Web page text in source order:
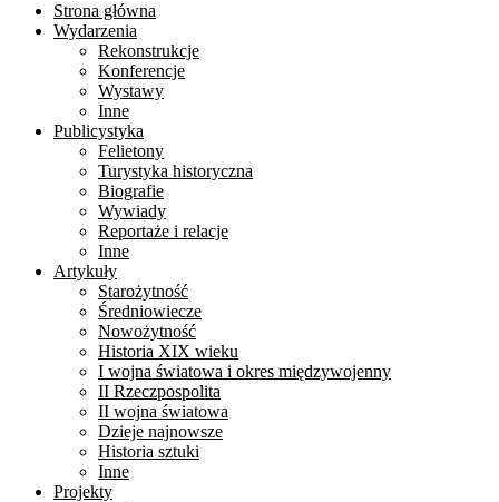
Strona główna
Wydarzenia
Rekonstrukcje
Konferencje
Wystawy
Inne
Publicystyka
Felietony
Turystyka historyczna
Biografie
Wywiady
Reportaże i relacje
Inne
Artykuły
Starożytność
Średniowiecze
Nowożytność
Historia XIX wieku
I wojna światowa i okres międzywojenny
II Rzeczpospolita
II wojna światowa
Dzieje najnowsze
Historia sztuki
Inne
Projekty